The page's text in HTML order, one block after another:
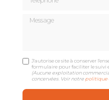
Message
J'autorise ce site à conserver
formulaire pour faciliter le suivi
(Aucune exploitation
concervées. Voir notre politique